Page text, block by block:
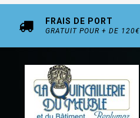
FRAIS DE PORT
GRATUIT POUR + DE 120€